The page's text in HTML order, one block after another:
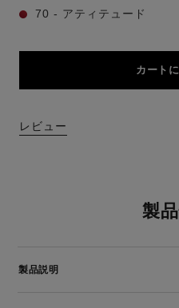
70 - アティテュード
カート
レビュー
製
製品説明